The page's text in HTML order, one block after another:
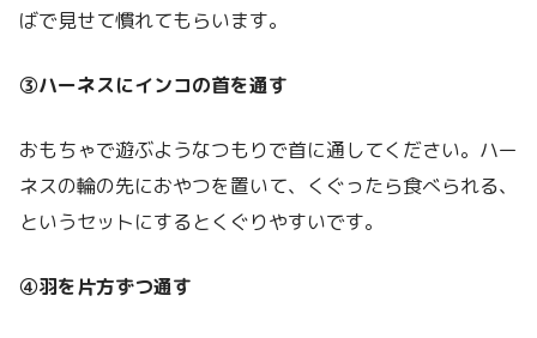
ばで見せて慣れてもらいます。
③ハーネスにインコの首を通す
おもちゃで遊ぶようなつもりで首に通してください。ハー
ネスの輪の先におやつを置いて、くぐったら食べられる、
というセットにするとくぐりやすいです。
④羽を片方ずつ通す